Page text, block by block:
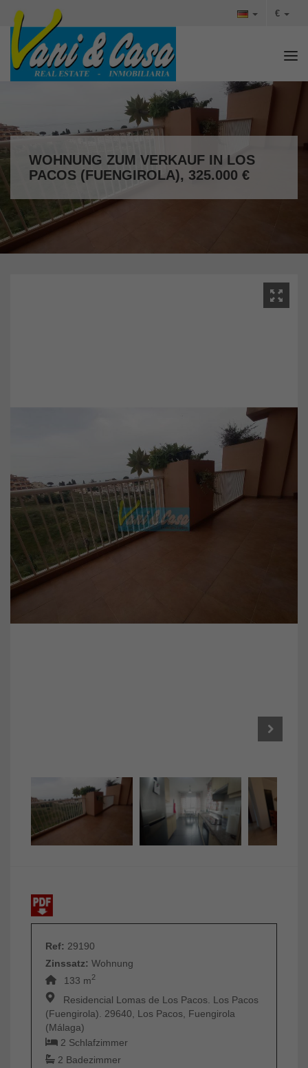
€
WOHNUNG ZUM VERKAUF IN LOS
PACOS (FUENGIROLA), 325.000 €
Ref: 29190
Zinssatz: Wohnung
133 m2
Residencial Lomas de Los Pacos. Los Pacos
(Fuengirola). 29640, Los Pacos, Fuengirola
(Málaga)
2 Schlafzimmer
2 Badezimmer